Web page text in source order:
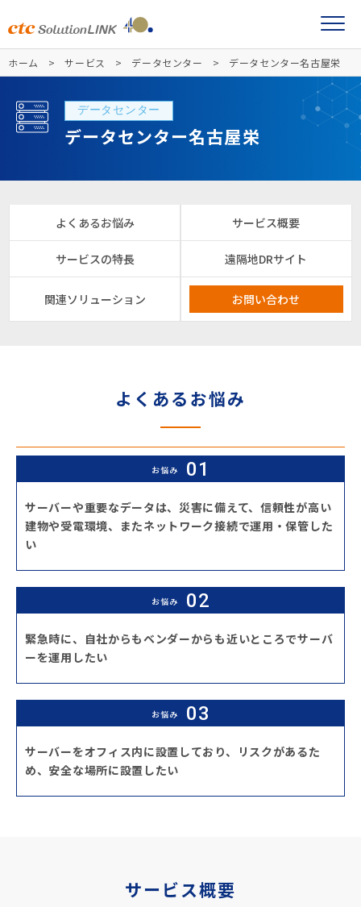
ホーム サービス データセンター データセンター名古屋栄
データセンター
データセンター名古屋栄
よくあるお悩み サービス概要
サービスの特長 遠隔地DRサイト
関連ソリューション お問い合わせ
よくあるお悩み
お悩み
サーバーや重要なデータは、災害に備えて、信頼性が高い
建物や受電環境、またネットワーク接続で運用・保管した
い
お悩み
緊急時に、自社からもベンダーからも近いところでサーバ
ーを運用したい
お悩み
サーバーをオフィス内に設置しており、リスクがあるた
め、安全な場所に設置したい
サービス概要